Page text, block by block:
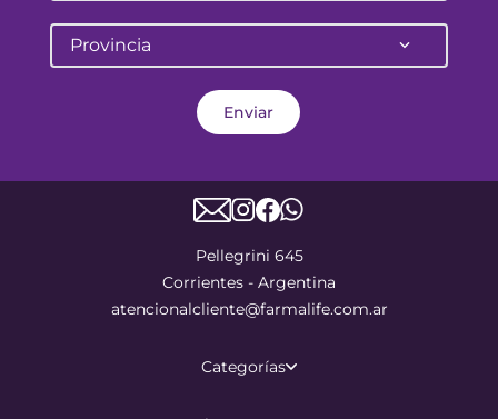
Provincia
Enviar
Pellegrini 645
Corrientes - Argentina
atencionalcliente@farmalife.com.ar
Categorías